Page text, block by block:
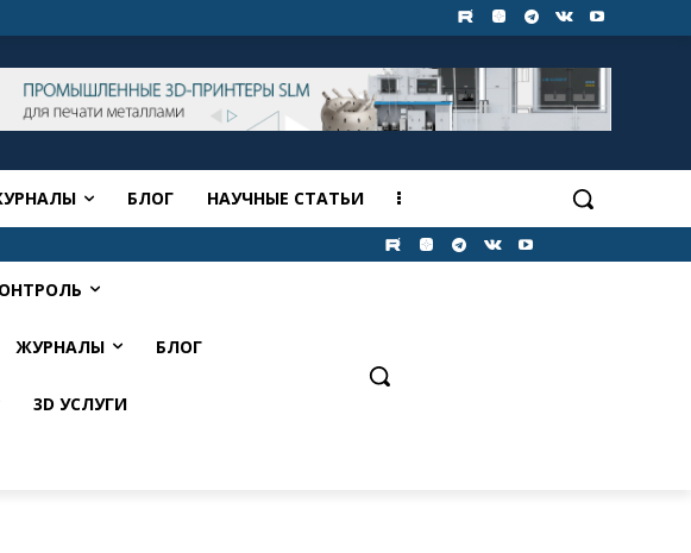
БЛОГ НАУЧНЫЕ СТАТЬИ
ЖУРНАЛЫ БЛОГ
3D УСЛУГИ